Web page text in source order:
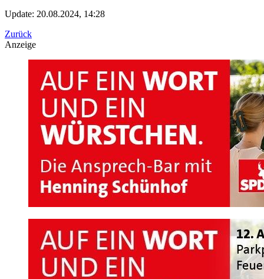
Update: 20.08.2024, 14:28
Zurück
Anzeige